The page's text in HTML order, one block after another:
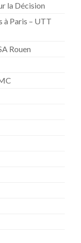
la Décision
à Paris – UTT
Rouen